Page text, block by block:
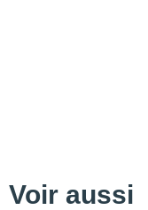
Voir aussi